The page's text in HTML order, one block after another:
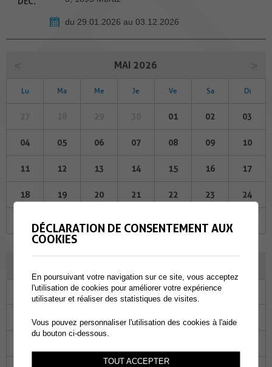
du 29.01.2026 au 03.12.2026
MAI 2026
Lu Ma Me Je Ve Sa Di
01 02 03
04 05 06 07 08 09 10
11 12 13 14 15 16 17
18 19 20 21 22 23 24
Ma Me Je Ve Sa
04 05 06
DÉCLARATION DE CONSENTEMENT AUX
COOKIES
En poursuivant votre navigation sur ce site, vous acceptez
l'utilisation de cookies pour améliorer votre expérience
utilisateur et réaliser des statistiques de visites.
Vous pouvez personnaliser l'utilisation des cookies à l'aide
du bouton ci-dessous.
TOUT ACCEPTER